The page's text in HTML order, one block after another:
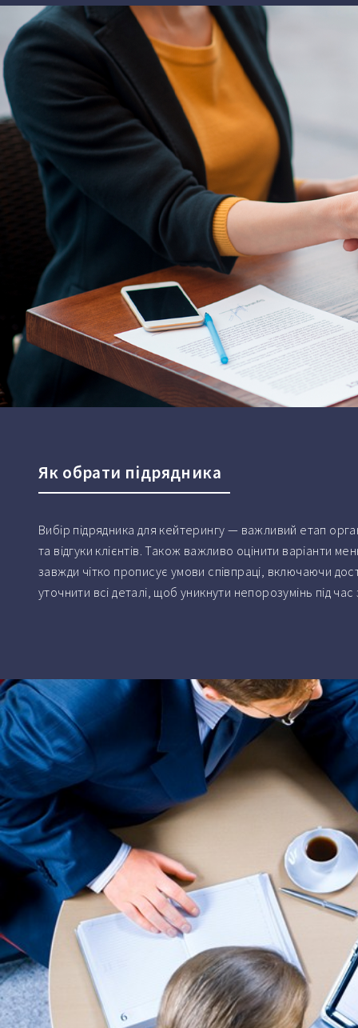
Як обрати підрядника
Вибір підрядника для кейтерингу — важливий етап
та відгуки клієнтів. Також важливо оцінити варіанти
завжди чітко прописує умови співпраці, включаючи
уточнити всі деталі, щоб уникнути непорозумінь під час